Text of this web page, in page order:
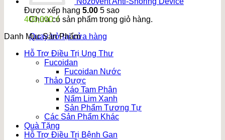
Chưa có sản phẩm trong giỏ hàng.
Quay trở lại cửa hàng
Được xếp hạng 5.00 5 sao
400,000₫
Danh Mục Sản Phẩm
Hỗ Trợ Điều Trị Ung Thư
Fucoidan
Fucoidan Nước
Thảo Dược
Xáo Tam Phân
Nấm Lim Xanh
Sản Phẩm Tương Tự
Các Sản Phẩm Khác
Quà Tặng
Hỗ Trợ Điều Trị Bệnh Gan